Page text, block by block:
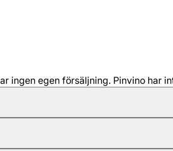
ingen egen försäljning. Pinvino har